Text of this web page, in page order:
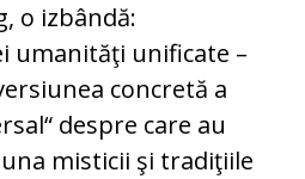
o izbândă:
uma­nităţi unificate –
concretă a
despre care au
mis­ticii şi tradiţiile